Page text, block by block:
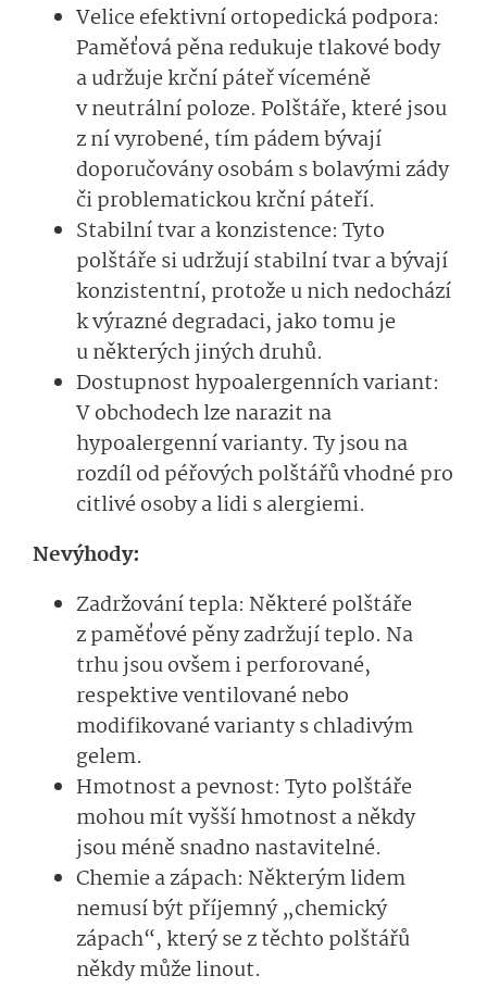
Velice efektivní ortopedická podpora:
Paměťová pěna redukuje tlakové body
a udržuje krční páteř víceméně
v neutrální poloze. Polštáře, které jsou
z ní vyrobené, tím pádem bývají
doporučovány osobám s bolavými zády
či problematickou krční páteří.
Stabilní tvar a konzistence: Tyto
polštáře si udržují stabilní tvar a bývají
konzistentní, protože u nich nedochází
k výrazné degradaci, jako tomu je
u některých jiných druhů.
Dostupnost hypoalergenních variant:
V obchodech lze narazit na
hypoalergenní varianty. Ty jsou na
rozdíl od péřových polštářů vhodné pro
citlivé osoby a lidi s alergiemi.
Nevýhody:
Zadržování tepla: Některé polštáře
z paměťové pěny zadržují teplo. Na
trhu jsou ovšem i perforované,
respektive ventilované nebo
modifikované varianty s chladivým
gelem.
Hmotnost a pevnost: Tyto polštáře
mohou mít vyšší hmotnost a někdy
jsou méně snadno nastavitelné.
Chemie a zápach: Některým lidem
nemusí být příjemný „chemický
zápach“, který se z těchto polštářů
někdy může linout.